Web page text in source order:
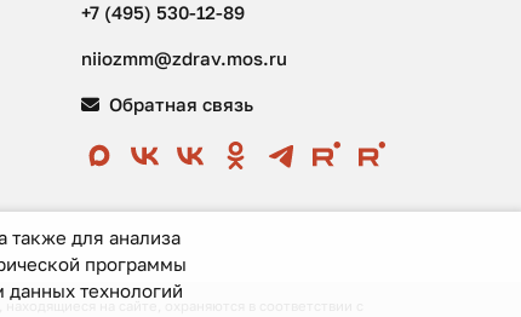
+7 (495) 530-12-89
niiozmm@zdrav.mos.ru
Обратная связь
на сайте, охраняются в соответствии с
также для анализа
программы
данных технологий